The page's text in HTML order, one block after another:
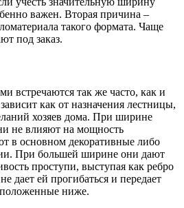
важен. Вторая причина –
такого формата. Чаще
под заказ.
встречаются так же часто, как и
как от назначения лестницы,
хозяев дома. При ширине
не влияют на мощность
в основном декоративные либо
При большей ширине они дают
проступи, выступая как ребро
дает ей прогибаться и передает
ниже.